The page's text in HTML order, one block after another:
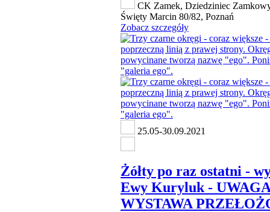
CK Zamek, Dziedziniec
Święty Marcin 80/82, Poznań
Zobacz szczegóły
25.05-30.09.2021
Żółty po raz ostatni -
Ewy Kuryluk -
WYSTAWA